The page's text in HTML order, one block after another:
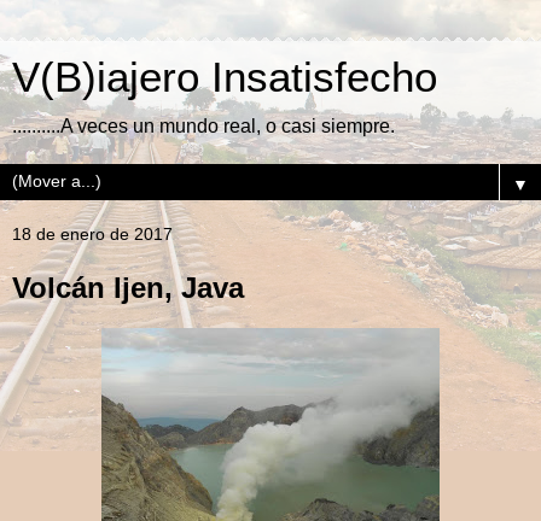
V(B)iajero Insatisfecho
..........A veces un mundo real, o casi siempre.
▼
18 de enero de 2017
Volcán Ijen, Java